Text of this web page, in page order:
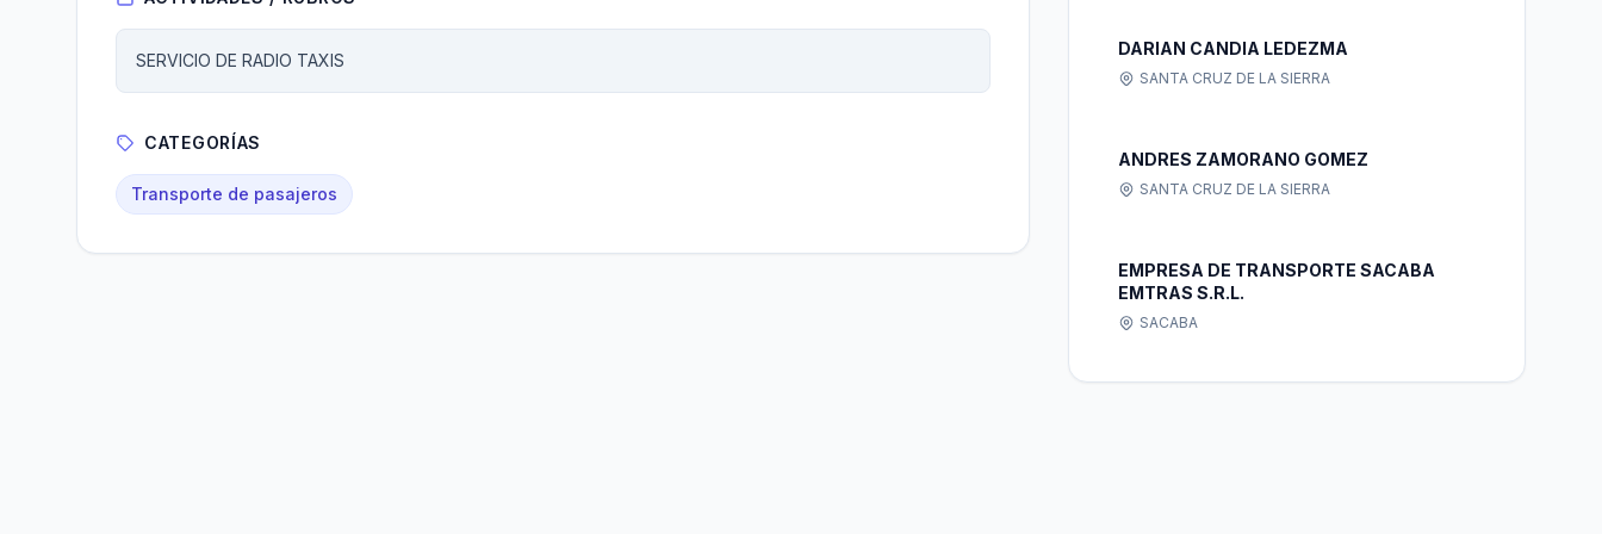
SERVICIO DE RADIO TAXIS
CATEGORÍAS
Transporte de pasajeros
DARIAN CANDIA LEDEZMA
SANTA CRUZ DE LA SIERRA
ANDRES ZAMORANO GOMEZ
SANTA CRUZ DE LA SIERRA
EMPRESA DE TRANSPORTE SACABA
EMTRAS S.R.L.
SACABA